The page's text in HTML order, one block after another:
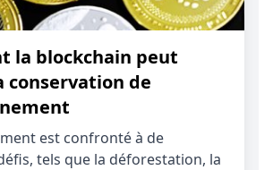
la blockchain peut
conservation de
est confronté à de
tels que la déforestation, la